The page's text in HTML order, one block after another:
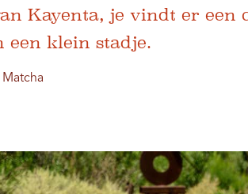
Kayenta, je vindt er een
een klein stadje.